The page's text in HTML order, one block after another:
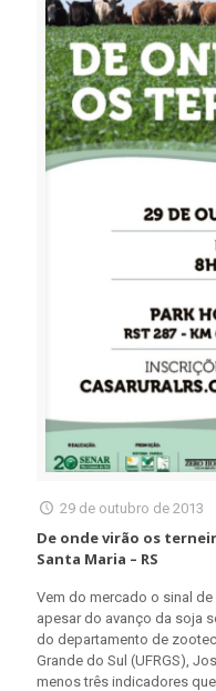
29 de outubro de 2013
De onde virão os
Santa Maria – RS
Vem do mercado o sinal
apesar do avanço da soja
do departamento de
Grande do Sul (UFRGS),
menos três indicadores